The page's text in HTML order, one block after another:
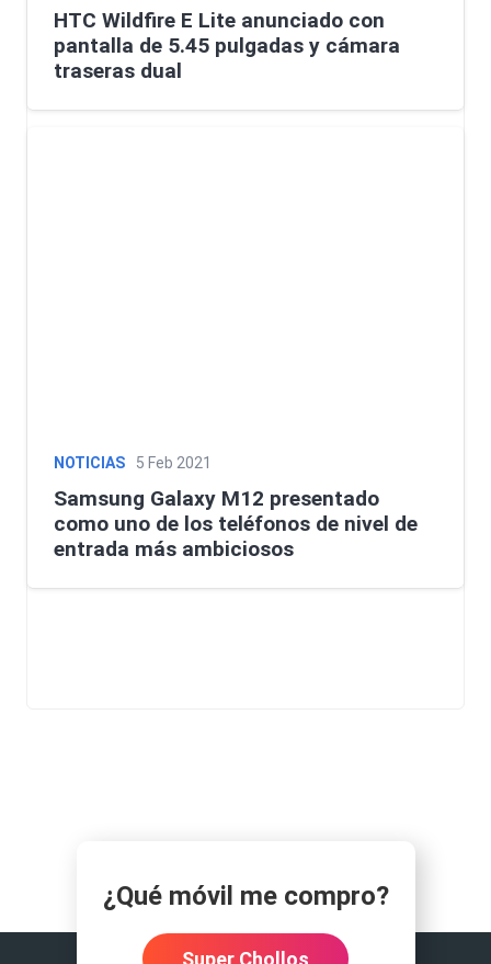
HTC Wildfire E Lite anunciado con
pantalla de 5.45 pulgadas y cámara
traseras dual
NOTICIAS 5 Feb 2021
Samsung Galaxy M12 presentado
como uno de los teléfonos de nivel de
entrada más ambiciosos
¿Qué móvil me compro?
Super Chollos